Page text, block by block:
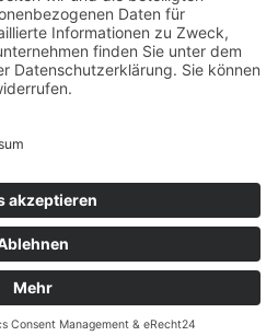
© phpBB Limited
10.08 MiB | GZIP: Off